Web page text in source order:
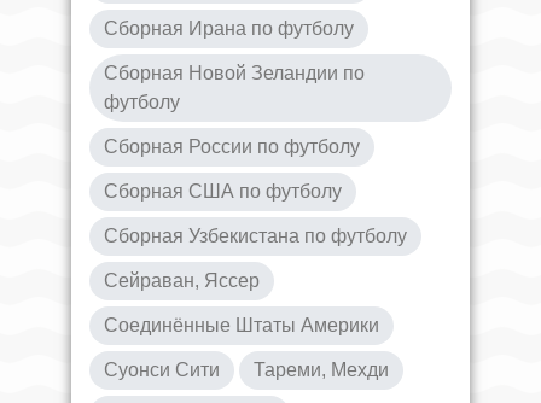
Сборная Ирана по футболу
Сборная Новой Зеландии по
футболу
Сборная России по футболу
Сборная США по футболу
Сборная Узбекистана по футболу
Сейраван, Яссер
Соединённые Штаты Америки
Суонси Сити Тареми, Мехди